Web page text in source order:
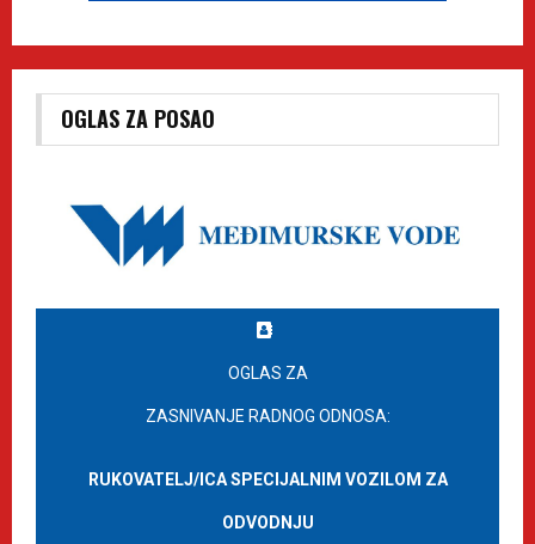
OGLAS ZA POSAO
OGLAS ZA
ZASNIVANJE RADNOG ODNOSA:
RUKOVATELJ/ICA SPECIJALNIM VOZILOM ZA
ODVODNJU